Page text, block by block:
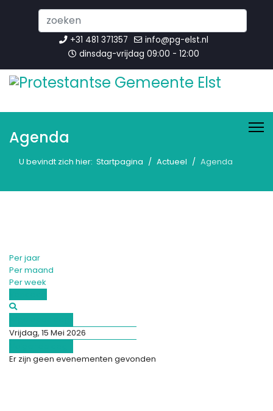
...
+31 481 371357
info@pg-elst.nl
dinsdag-vrijdag 09:00 - 12:00
Agenda
U bevindt zich hier: Startpagina Actueel Agenda
Per jaar
Per maand
Per week
Vrijdag, 15 Mei 2026
Er zijn geen evenementen gevonden